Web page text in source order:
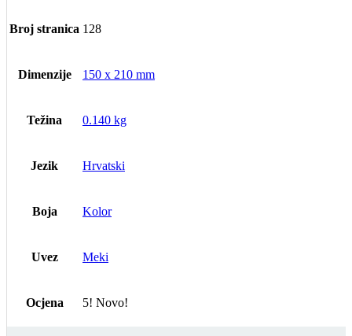
Broj stranica 128
Dimenzije 150 x 210 mm
Težina 0.140 kg
Jezik Hrvatski
Boja Kolor
Uvez Meki
Ocjena 5! Novo!